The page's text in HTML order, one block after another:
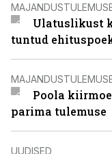
Ulatuslikust
tuntud
Poola
parima tulemuse
UUDISED